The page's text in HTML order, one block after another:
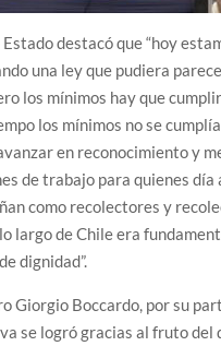
destacó que “hoy
una ley que pudiera
los mínimos hay que
los mínimos no se
en reconocimiento y
de trabajo para quienes día
como recolectores y
largo de Chile era
dignidad”.
Giorgio Boccardo, por su
se logró gracias al fruto del